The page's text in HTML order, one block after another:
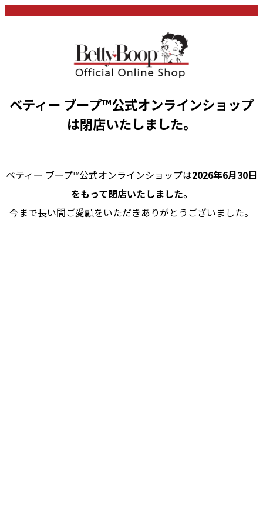
ベティー ブープ™公式オンラインショップ
は閉店いたしました。
ベティー ブープ™公式オンラインショップは2026年6月30日
をもって閉店いたしました。
今まで長い間ご愛顧をいただきありがとうございました。